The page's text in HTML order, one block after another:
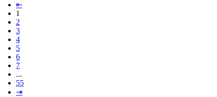
⇤
1
2
3
4
5
6
7
...
55
⇥